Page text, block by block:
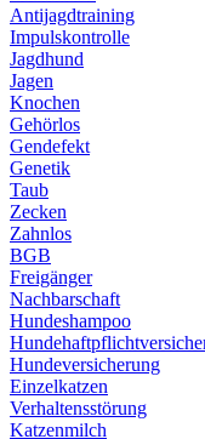
Antijagdtraining
Impulskontrolle
Jagdhund
Jagen
Knochen
Gehörlos
Gendefekt
Genetik
Taub
Zecken
Zahnlos
BGB
Freigänger
Nachbarschaft
Hundeshampoo
Hundeversicherung
Einzelkatzen
Verhaltensstörung
Katzenmilch